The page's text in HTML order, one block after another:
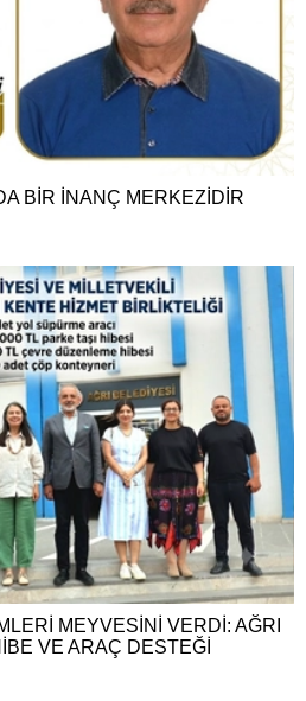
BİR İNANÇ MERKEZİDİR
MEYVESİNİ VERDİ: AĞRI
VE ARAÇ DESTEĞİ